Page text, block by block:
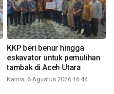
KKP beri benur hingga
eskavator untuk pemulihan
tambak di Aceh Utara
Kamis, 6 Agustus 2026 16:44